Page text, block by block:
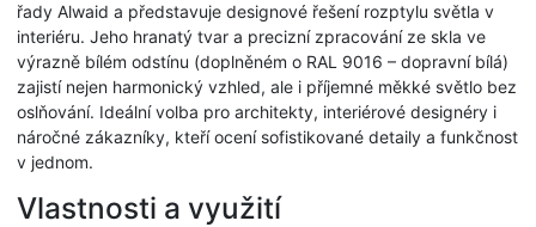
řady Alwaid a představuje designové řešení rozptylu světla v
interiéru. Jeho hranatý tvar a precizní zpracování ze skla ve
výrazně bílém odstínu (doplněném o RAL 9016 – dopravní bílá)
zajistí nejen harmonický vzhled, ale i příjemné měkké světlo bez
oslňování. Ideální volba pro architekty, interiérové designéry i
náročné zákazníky, kteří ocení sofistikované detaily a funkčnost
v jednom.
Vlastnosti a využití